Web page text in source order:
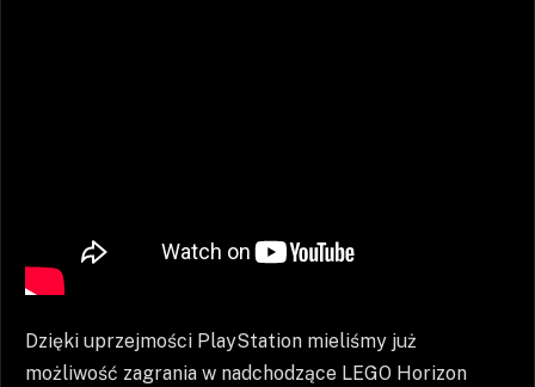
Dzięki uprzejmości PlayStation mieliśmy już
możliwość zagrania w nadchodzące LEGO Horizon